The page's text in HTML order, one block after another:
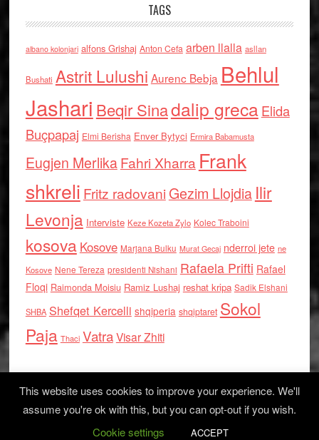
TAGS
albano kolonjari alfons Grishaj Anton Cefa arben llalla asllan
Bushati Astrit Lulushi Aurenc Bebja Behlul
Jashari Beqir Sinadalip grecaElida
Buçpapaj Elmi Berisha Enver Bytyci Ermira Babamusta
Eugjen MerlikaFahri Xharra Frank
shkreli Fritz radovaniGezim Llojdia Ilir
Levonja Interviste Keze Kozeta Zylo Kolec Traboini
kosova Kosove Marjana Bulku Murat Gecaj nderroi jete ne
Kosove Nene Tereza presidenti Nishani Rafaela Prifti Rafael
Floqi Raimonda Moisiu Ramiz Lushaj reshat kripa Sadik Elshani
SHBA Shefqet Kercelli shqiperia shqiptaret Sokol
Paja Thaci VatraVisar Zhiti
Log in
This website uses cookies to improve your experience. We'll
assume you're ok with this, but you can opt-out if you wish.
Cookie settings
ACCEPT